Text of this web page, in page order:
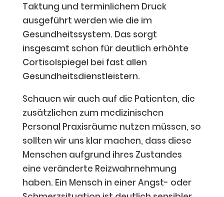
Taktung und terminlichem Druck
ausgeführt werden wie die im
Gesundheitssystem. Das sorgt
insgesamt schon für deutlich erhöhte
Cortisolspiegel bei fast allen
Gesundheitsdienstleistern.
Schauen wir auch auf die Patienten, die
zusätzlichen zum medizinischen
Personal Praxisräume nutzen müssen, so
sollten wir uns klar machen, dass diese
Menschen aufgrund ihres Zustandes
eine veränderte Reizwahrnehmung
haben. Ein Mensch in einer Angst- oder